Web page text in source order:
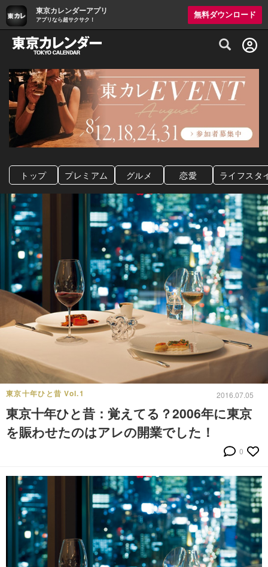
東京カレンダーアプリ
アプリなら超サクサク！
無料ダウンロード
グルメ情報・プレミアムレストラン予約
トップ プレミアム グルメ 恋愛 ライフスタ
東京十年ひと昔 Vol.1 2016.07.05
東京十年ひと昔：覚えてる？2006年に東京
を賑わせたのはアレの開業でした！
0